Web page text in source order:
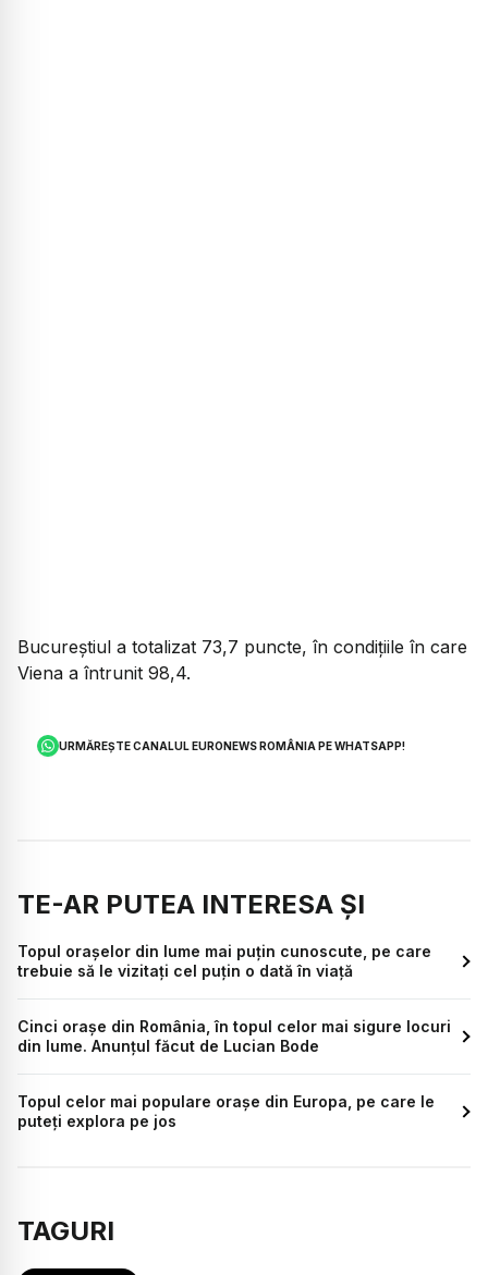
Bucureştiul a totalizat 73,7 puncte, în condiţiile în care
Viena a întrunit 98,4.
URMĂREȘTE CANALUL EURONEWS ROMÂNIA PE WHATSAPP!
TE-AR PUTEA INTERESA ȘI
Topul orașelor din lume mai puțin cunoscute, pe care
trebuie să le vizitați cel puțin o dată în viață
Cinci orașe din România, în topul celor mai sigure locuri
din lume. Anunțul făcut de Lucian Bode
Topul celor mai populare orașe din Europa, pe care le
puteți explora pe jos
TAGURI